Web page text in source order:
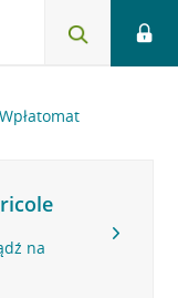
Wpłatomat
na